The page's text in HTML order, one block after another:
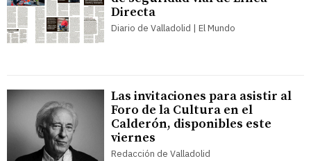
Directa
Diario de Valladolid | El Mundo
Las invitaciones para asistir al
Foro de la Cultura en el
Calderón, disponibles este
viernes
Redacción de Valladolid